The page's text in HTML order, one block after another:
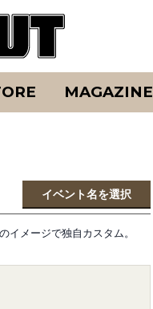
MAGAZINE
イベント名を選択
イメージで独自カスタム。